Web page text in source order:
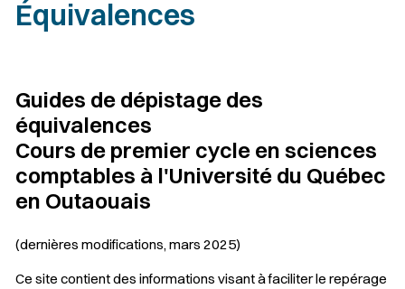
Équivalences
Guides de dépistage des
équivalences
Cours de premier cycle en sciences
comptables à l'Université du Québec
en Outaouais
(dernières modifications, mars 2025)
Ce site contient des informations visant à faciliter le repérage